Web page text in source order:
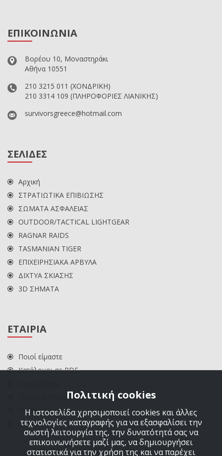
ΕΠΙΚΟΙΝΩΝΙΑ
Βορέου 10, Μοναστηράκι
Αθήνα 10551
210 3215 011 (ΧΟΝΔΡΙΚΗ)
210 3314 109 (ΠΛΗΡΟΦΟΡΙΕΣ ΛΙΑΝΙΚΗΣ)
survivorsgreece@hotmail.com
ΣΕΛΙΔΕΣ
Αρχική
ΣΤΡΑΤΙΩΤΙΚΑ ΕΠΙΒΙΩΣΗΣ
ΣΩΜΑΤΑ ΑΣΦΑΛΕΙΑΣ
OUTDOOR/TACTICAL LIGHTGEAR
RAGNAR RAIDS
TASMANIAN TIGER
ΕΠΙΧΕΙΡΗΣΙΑΚΑ ΑΡΒΥΛΑ
ΔΙΧΤΥΑ ΣΚΙΑΣΗΣ
3D ΣΗΜΑΤΑ
ΕΤΑΙΡΙΑ
Ποιοί είμαστε
Κατάλογοι σε PDF
Πολιτική επιστροφών
Πολιτική cookies
ΕΠΙΚΟΙΝΩΝΙΑ
Πολιτική cookies
Η ιστοσελίδα χρησιμοποιεί cookies και άλλες
τεχνολογίες καταγραφής για να εξασφαλίσει την
σωστή λειτουργία της, την δυνατότητά σας να
επικοινωνήσετε μαζί μας, να δημιουργήσει
στατιστικά για την χρήση της και να παρέχει